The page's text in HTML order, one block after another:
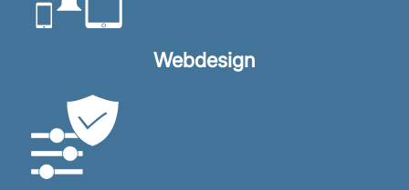
Webdesign